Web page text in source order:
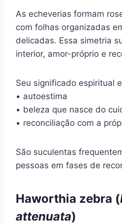
As echeverias formam
com folhas organizadas
delicadas. Essa simetria
interior, amor-próprio e
Seu significado espiritual
• autoestima
• beleza que nasce do
• reconciliação com a
São suculentas
pessoas em fases de
Haworthia zebra (
attenuata)